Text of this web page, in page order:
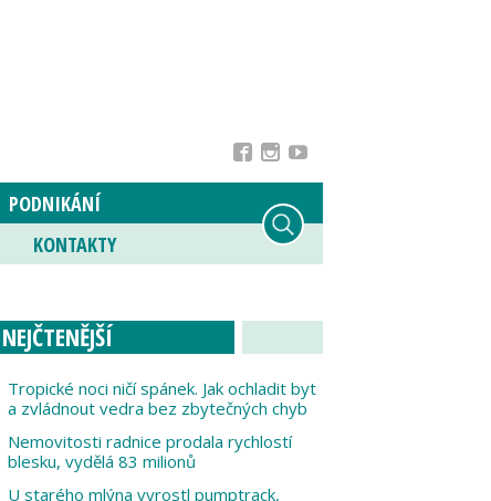
PODNIKÁNÍ
KONTAKTY
NEJČTENĚJŠÍ
Tropické noci ničí spánek. Jak ochladit byt
a zvládnout vedra bez zbytečných chyb
Nemovitosti radnice prodala rychlostí
blesku, vydělá 83 milionů
U starého mlýna vyrostl pumptrack,